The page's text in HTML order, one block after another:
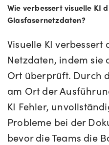
Wie verbessert visuelle KI
Glasfasernetzdaten?
Visuelle KI
Netzdaten, indem
Ort überprüft. Durch
am Ort der
KI Fehler,
Probleme bei der
bevor die Teams die